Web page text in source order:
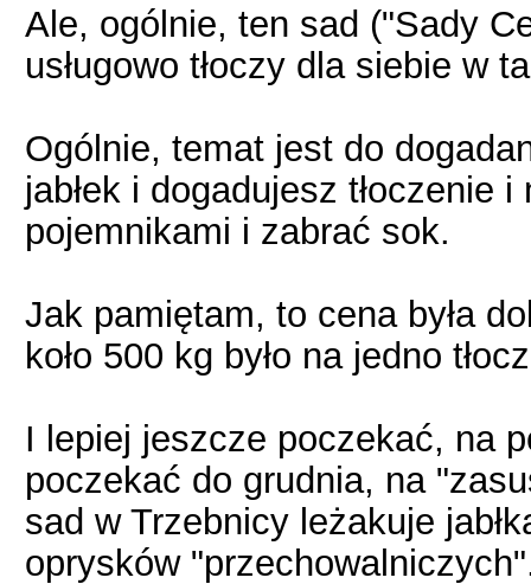
Ale, ogólnie, ten sad ("Sady
usługowo tłoczy dla siebie w
Ogólnie, temat jest do
jabłek i dogadujesz tłoczenie
pojemnikami i zabrać sok.
Jak pamiętam, to cena była
koło 500 kg było na jedno
I lepiej jeszcze poczekać, na
poczekać do grudnia, na
sad w Trzebnicy leżakuje
oprysków